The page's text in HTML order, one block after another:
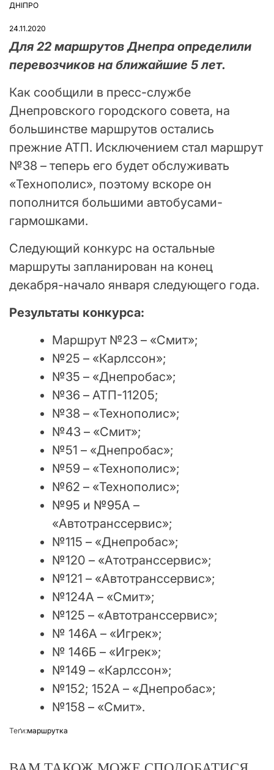
ОПУБЛІКУВАТИ
ДНІПРО
24.11.2020
Для 22 маршрутов Днепра определили
перевозчиков на ближайшие 5 лет.
Как сообщили в пресс-службе
Днепровского городского совета, на
большинстве маршрутов остались
прежние АТП. Исключением стал маршрут
№38 – теперь его будет обслуживать
«Технополис», поэтому вскоре он
пополнится большими автобусами-
гармошками.
Следующий конкурс на остальные
маршруты запланирован на конец
декабря-начало января следующего года.
Результаты конкурса:
Маршрут №23 – «Смит»;
№25 – «Карлссон»;
№35 – «Днепробас»;
№36 – АТП-11205;
№38 – «Технополис»;
№43 – «Смит»;
№51 – «Днепробас»;
№59 – «Технополис»;
№62 – «Технополис»;
№95 и №95А –
«Автотранссервис»;
№115 – «Днепробас»;
№120 – «Атотранссервис»;
№121 – «Автотранссервис»;
№124А – «Смит»;
№125 – «Автотранссервис»;
№ 146А – «Игрек»;
№ 146Б – «Игрек»;
№149 – «Карлссон»;
№152; 152А – «Днепробас»;
№158 – «Смит».
Теґи:маршрутка